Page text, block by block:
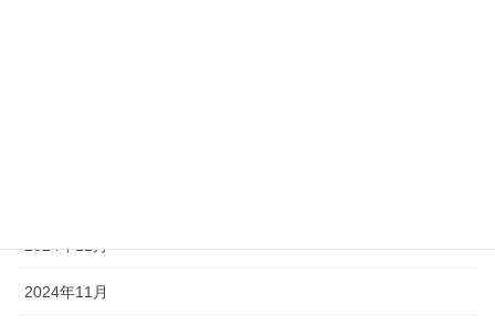
2024年12月
2024年11月